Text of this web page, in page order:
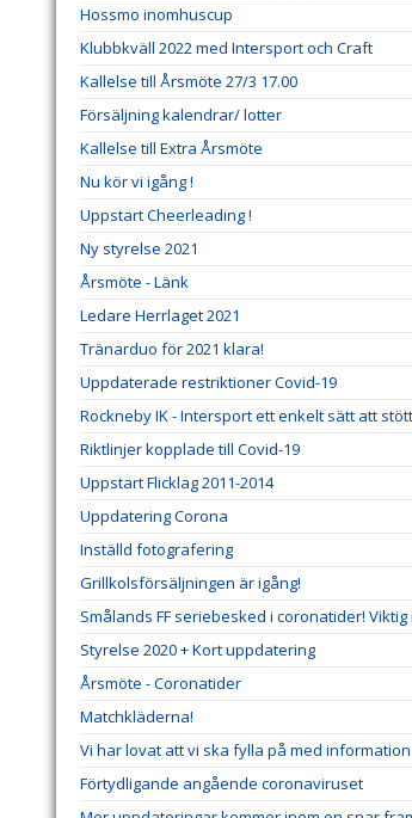
Hossmo inomhuscup
Klubbkväll 2022 med Intersport och Craft
Kallelse till Årsmöte 27/3 17.00
Försäljning kalendrar/ lotter
Kallelse till Extra Årsmöte
Nu kör vi igång !
Uppstart Cheerleading !
Ny styrelse 2021
Årsmöte - Länk
Ledare Herrlaget 2021
Tränarduo för 2021 klara!
Uppdaterade restriktioner Covid-19
Rockneby IK - Intersport ett enkelt sätt att
Riktlinjer kopplade till Covid-19
Uppstart Flicklag 2011-2014
Uppdatering Corona
Inställd fotografering
Grillkolsförsäljningen är igång!
Smålands FF seriebesked i coronatider!
Styrelse 2020 + Kort uppdatering
Årsmöte - Coronatider
Matchkläderna!
Vi har lovat att vi ska fylla på med information
Förtydligande angående coronaviruset